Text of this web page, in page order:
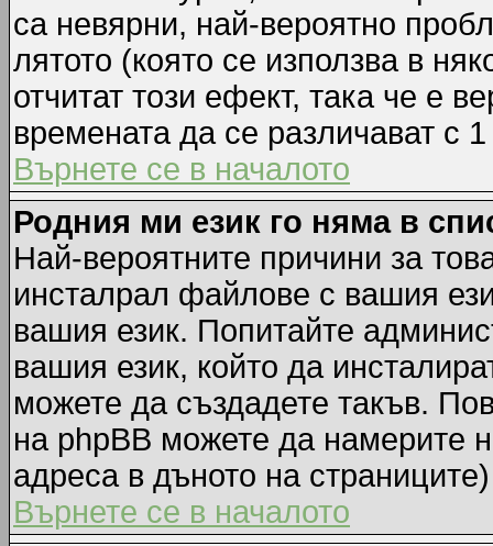
са невярни, най-вероятно
лятото (която се използва в
отчитат този ефект, така че е
времената да се различават с
Върнете се в началото
Родния ми език го няма в
Най-вероятните причини за
инсталрал файлове с вашия
вашия език. Попитайте
вашия език, който да
можете да създадете такъв.
на phpBB можете да намерите
адреса в дъното на страниците)
Върнете се в началото